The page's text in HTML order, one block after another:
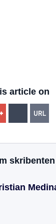
article on
skribenten